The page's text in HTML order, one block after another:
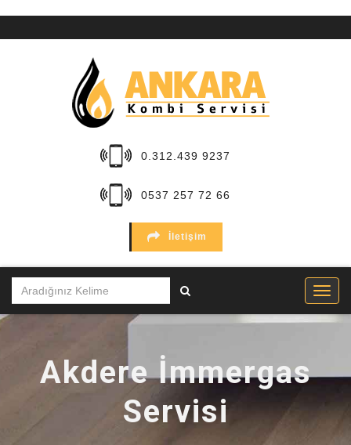
0.312.439 9237
0537 257 72 66
İletişim
KURUMSAL
Akdere İmmergas
Servisi